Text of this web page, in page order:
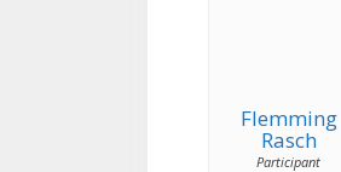
Flemming
Rasch
Participant